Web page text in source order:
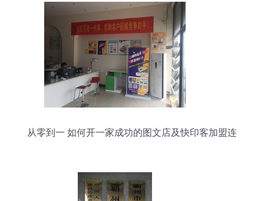
从零到一 如何开一家成功的图文店及快印客加盟连